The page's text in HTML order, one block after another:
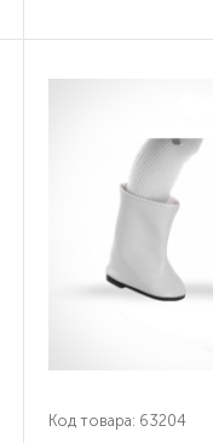
Код товара: 63204